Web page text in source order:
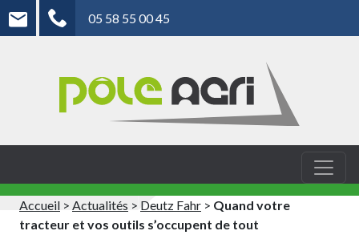
05 58 55 00 45
Accueil > Actualités > Deutz Fahr > Quand votre
tracteur et vos outils s’occupent de tout